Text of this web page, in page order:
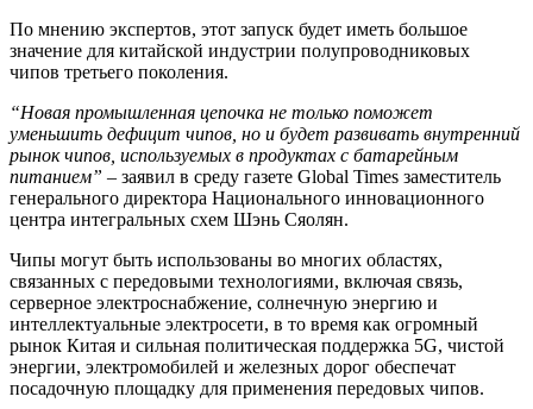
По мнению экспертов, этот запуск будет иметь большое
значение для китайской индустрии полупроводниковых
чипов третьего поколения.
“Новая промышленная цепочка не только поможет
уменьшить дефицит чипов, но и будет развивать внутренний
рынок чипов, используемых в продуктах с батарейным
питанием” – заявил в среду газете Global Times заместитель
генерального директора Национального инновационного
центра интегральных схем Шэнь Сяолян.
Чипы могут быть использованы во многих областях,
связанных с передовыми технологиями, включая связь,
серверное электроснабжение, солнечную энергию и
интеллектуальные электросети, в то время как огромный
рынок Китая и сильная политическая поддержка 5G, чистой
энергии, электромобилей и железных дорог обеспечат
посадочную площадку для применения передовых чипов.